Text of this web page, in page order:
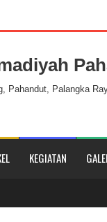
Pahandut, Palangka
KEGIATAN